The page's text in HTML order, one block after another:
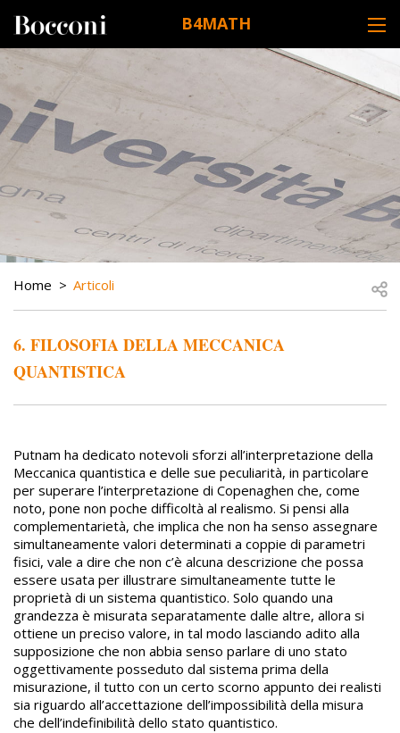
B4MATH
DESK NAVIGATION
BREADCRUMB
Home Articoli
6. FILOSOFIA DELLA MECCANICA
QUANTISTICA
Putnam ha dedicato notevoli sforzi all’interpretazione della
Meccanica quantistica e delle sue peculiarità, in particolare
per superare l’interpretazione di Copenaghen che, come
noto, pone non poche difficoltà al realismo. Si pensi alla
complementarietà, che implica che non ha senso assegnare
simultaneamente valori determinati a coppie di parametri
fisici, vale a dire che non c’è alcuna descrizione che possa
essere usata per illustrare simultaneamente tutte le
proprietà di un sistema quantistico. Solo quando una
grandezza è misurata separatamente dalle altre, allora si
ottiene un preciso valore, in tal modo lasciando adito alla
supposizione che non abbia senso parlare di uno stato
oggettivamente posseduto dal sistema prima della
misurazione, il tutto con un certo scorno appunto dei realisti
sia riguardo all’accettazione dell’impossibilità della misura
che dell’indefinibilità dello stato quantistico.